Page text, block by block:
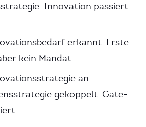
Innovation passiert
erkannt. Erste
kein Mandat.
an
gekoppelt. Gate-